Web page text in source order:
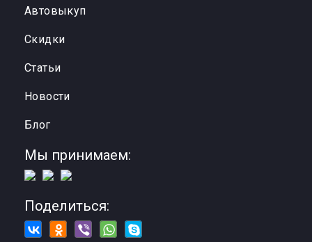
Автовыкуп
Cкидки
Статьи
Новости
Блог
Мы принимаем:
Поделиться: